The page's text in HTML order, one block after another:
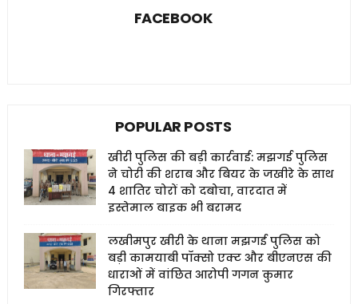
FACEBOOK
POPULAR POSTS
खीरी पुलिस की बड़ी कार्रवाई: मझगई पुलिस
ने चोरी की शराब और बियर के जखीरे के साथ
4 शातिर चोरों को दबोचा, वारदात में
इस्तेमाल बाइक भी बरामद
लखीमपुर खीरी के थाना मझगई पुलिस को
बड़ी कामयाबी पॉक्सो एक्ट और बीएनएस की
धाराओं में वांछित आरोपी गगन कुमार
गिरफ्तार